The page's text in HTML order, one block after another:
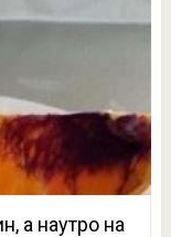
а наутро на